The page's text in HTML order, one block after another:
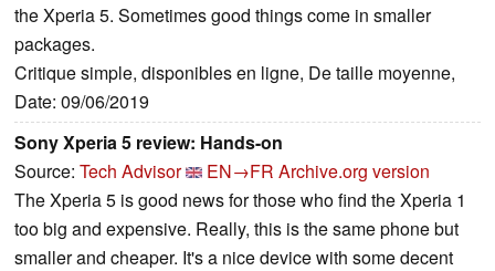
the Xperia 5. Sometimes good things come in smaller
packages.
Critique simple, disponibles en ligne, De taille moyenne,
Date: 09/06/2019
Sony Xperia 5 review: Hands-on
Source: Tech Advisor EN→FR Archive.org version
The Xperia 5 is good news for those who find the Xperia 1
too big and expensive. Really, this is the same phone but
smaller and cheaper. It's a nice device with some decent